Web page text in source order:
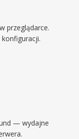
przeglądarce.
— wydajne